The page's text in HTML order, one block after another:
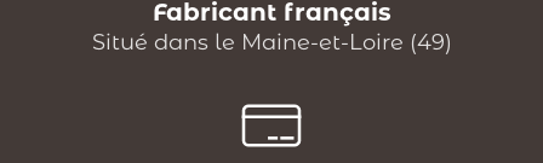
Fabricant français
Situé dans le Maine-et-Loire (49)